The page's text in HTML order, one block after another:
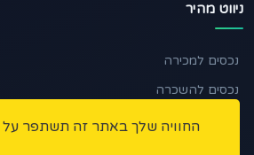
ניווט מהיר
נכסים למכירה
נכסים להשכרה
החוויה שלך באתר זה תשתפר על